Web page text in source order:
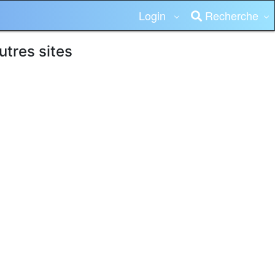
Login Recherche
sites